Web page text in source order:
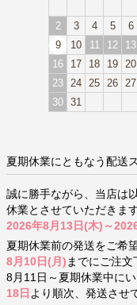
2
3 4 5 6
9
10 11 12 13
16
17 18 19 20
23 24 25 26 27
30 31
夏期休業にともなう配送
誠に勝手ながら、当店は
休業とさせていただきます
2026年8月13日(木)～
夏期休業前の発送をご希
8月10日(月) までにご注文
8月11日～夏期休業中に
18日 より順次、発送させ